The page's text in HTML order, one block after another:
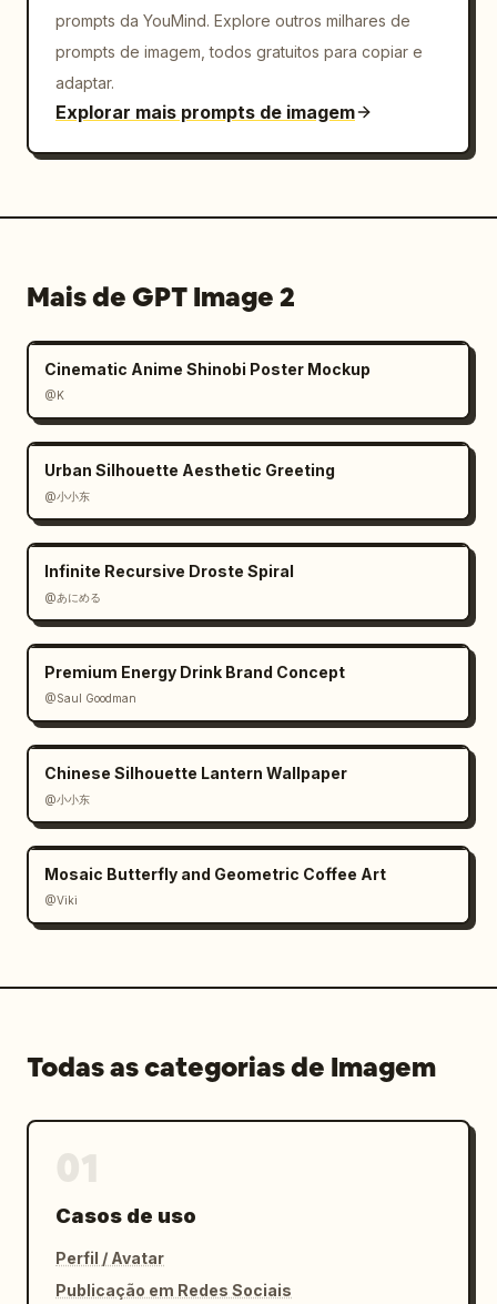
prompts da YouMind. Explore outros milhares de
prompts de imagem, todos gratuitos para copiar e
adaptar.
Explorar mais prompts de imagem
Mais de GPT Image 2
Cinematic Anime Shinobi Poster Mockup
@K
Urban Silhouette Aesthetic Greeting
@小小东
Infinite Recursive Droste Spiral
@あにめる
Premium Energy Drink Brand Concept
@Saul Goodman
Chinese Silhouette Lantern Wallpaper
@小小东
Mosaic Butterfly and Geometric Coffee Art
@Viki
Todas as categorias de Imagem
Casos de uso
Perfil / Avatar
Publicação em Redes Sociais